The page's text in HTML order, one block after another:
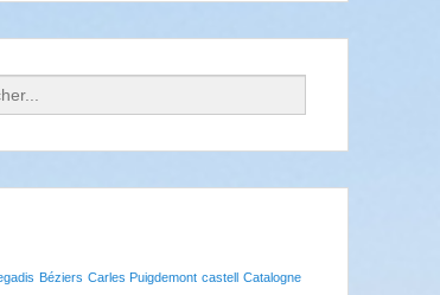
Béziers Carles Puigdemont castell Catalogne